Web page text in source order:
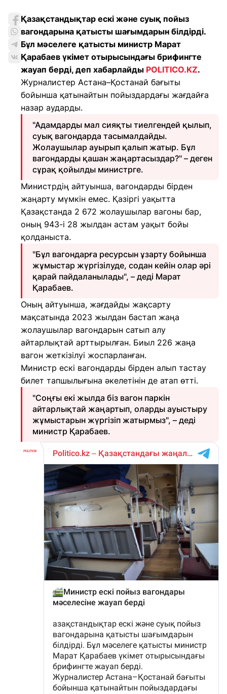
Қазақстандықтар ескі және суық пойыз
вагондарына қатысты шағымдарын білдірді.
Бұл мәселеге қатысты министр Марат
Қарабаев үкімет отырысындағы брифингте
жауап берді, деп хабарлайды POLITICO.KZ.
Журналистер Астана–Қостанай бағыты
бойынша қатынайтын пойыздардағы жағдайға
назар аударды.
"Адамдарды мал сияқты тиелгендей қылып,
суық вагондарда тасымалдайды.
Жолаушылар ауырып қалып жатыр. Бұл
вагондарды қашан жаңартасыздар?" – деген
сұрақ қойылды министрге.
Министрдің айтуынша, вагондарды бірден
жаңарту мүмкін емес. Қазіргі уақытта
Қазақстанда 2 672 жолаушылар вагоны бар,
оның 943-і 28 жылдан астам уақыт бойы
қолданыста.
"Бұл вагондарға ресурсын ұзарту бойынша
жұмыстар жүргізілуде, содан кейін олар әрі
қарай пайдаланылады", – деді Марат
Қарабаев.
Оның айтуынша, жағдайды жақсарту
мақсатында 2023 жылдан бастап жаңа
жолаушылар вагондарын сатып алу
айтарлықтай арттырылған. Биыл 226 жаңа
вагон жеткізілуі жоспарланған.
Министр ескі вагондарды бірден алып тастау
билет тапшылығына әкелетінін де атап өтті.
"Соңғы екі жылда біз вагон паркін
айтарлықтай жаңартып, оларды ауыстыру
жұмыстарын жүргізіп жатырмыз", – деді
министр Қарабаев.